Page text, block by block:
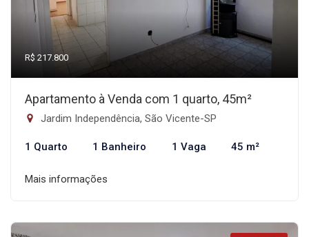
R$ 217.800
Apartamento à Venda com 1 quarto, 45m²
Jardim Independência, São Vicente-SP
1 Quarto 1 Banheiro 1 Vaga 45 m²
Mais informações